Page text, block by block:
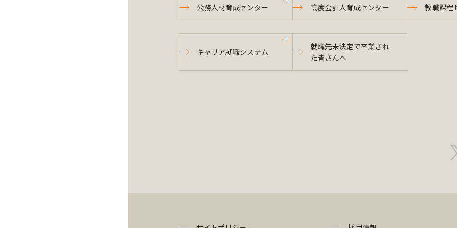
公務人材育成センター 高度会計人育成センター 教職課程
キャリア就職システム
就職先未決定で卒業され
た皆さんへ